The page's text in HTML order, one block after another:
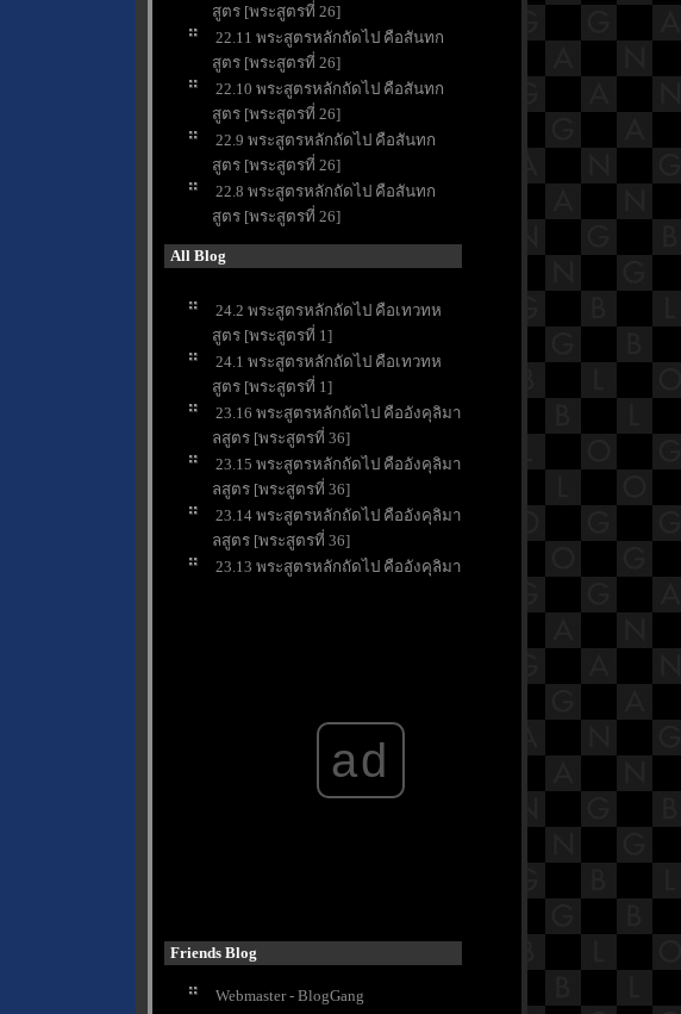
สูตร [พระสูตรที่ 26]
22.11 พระสูตรหลักถัดไป คือสันทก
สูตร [พระสูตรที่ 26]
22.10 พระสูตรหลักถัดไป คือสันทก
สูตร [พระสูตรที่ 26]
22.9 พระสูตรหลักถัดไป คือสันทก
สูตร [พระสูตรที่ 26]
22.8 พระสูตรหลักถัดไป คือสันทก
สูตร [พระสูตรที่ 26]
All Blog
24.2 พระสูตรหลักถัดไป คือเทวทห
สูตร [พระสูตรที่ 1]
24.1 พระสูตรหลักถัดไป คือเทวทห
สูตร [พระสูตรที่ 1]
23.16 พระสูตรหลักถัดไป คืออังคุลิมา
ลสูตร [พระสูตรที่ 36]
23.15 พระสูตรหลักถัดไป คืออังคุลิมา
ลสูตร [พระสูตรที่ 36]
23.14 พระสูตรหลักถัดไป คืออังคุลิมา
ลสูตร [พระสูตรที่ 36]
23.13 พระสูตรหลักถัดไป คืออังคุลิมา
23.10 พระสูตรหลักถัดไป คืออังคุลิมา
23.9 พระสูตรหลักถัดไป คืออังคุลิมาล
สูตร [พระสูตรที่ 36]
สูตร [พระสูตรที่ 36]
สูตร [พระสูตรที่ 36]
ad
Friends Blog
Webmaster - BlogGang